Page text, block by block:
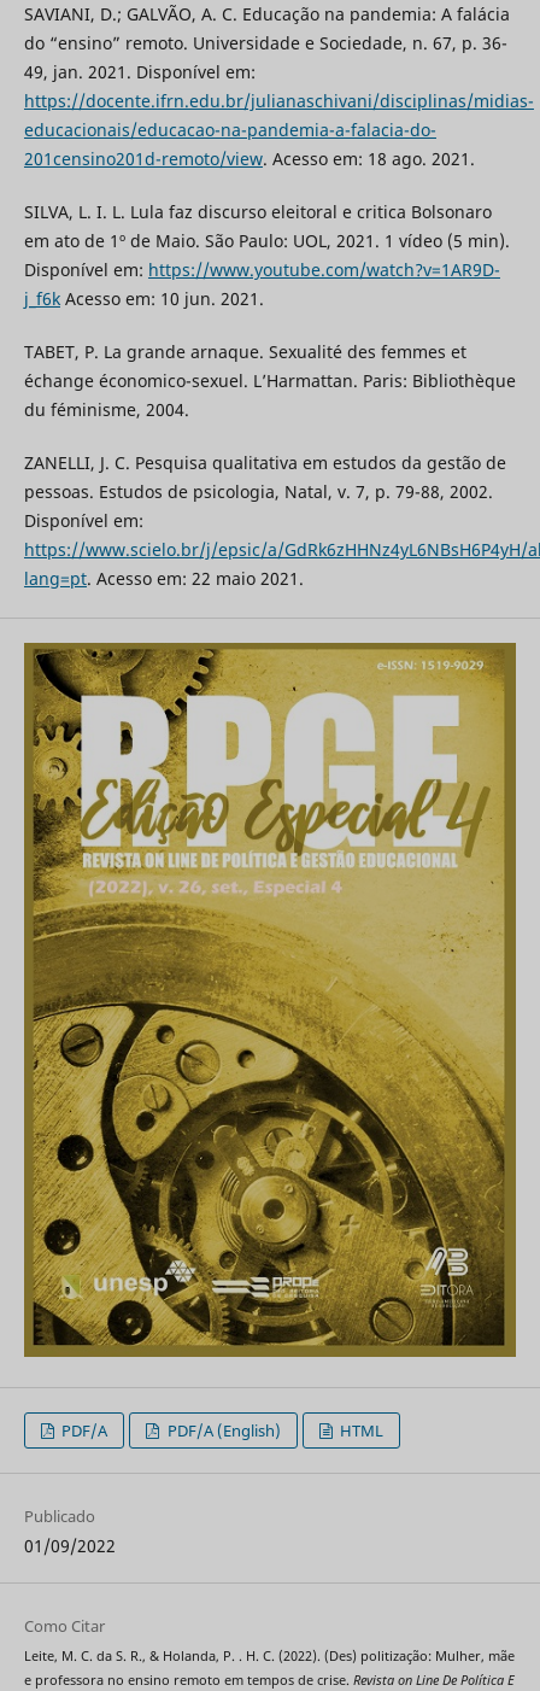
SAVIANI, D.; GALVÃO, A. C. Educação na pandemia: A falácia
do “ensino” remoto. Universidade e Sociedade, n. 67, p. 36-
49, jan. 2021. Disponível em:
https://docente.ifrn.edu.br/julianaschivani/disciplinas/midias-
educacionais/educacao-na-pandemia-a-falacia-do-
201censino201d-remoto/view. Acesso em: 18 ago. 2021.
SILVA, L. I. L. Lula faz discurso eleitoral e critica Bolsonaro
em ato de 1º de Maio. São Paulo: UOL, 2021. 1 vídeo (5 min).
Disponível em: https://www.youtube.com/watch?v=1AR9D-
j_f6kAcesso em: 10 jun. 2021.
TABET, P. La grande arnaque. Sexualité des femmes et
échange économico-sexuel. L’Harmattan. Paris: Bibliothèque
du féminisme, 2004.
ZANELLI, J. C. Pesquisa qualitativa em estudos da gestão de
pessoas. Estudos de psicologia, Natal, v. 7, p. 79-88, 2002.
Disponível em:
https://www.scielo.br/j/epsic/a/GdRk6zHHNz4yL6NBsH6P4yH/
lang=pt. Acesso em: 22 maio 2021.
PDF/A PDF/A (English) HTML
Publicado
01/09/2022
Como Citar
Leite, M. C. da S. R., & Holanda, P. . H. C. (2022). (Des) politização: Mulher, mãe
e professora no ensino remoto em tempos de crise. Revista on Line De Política E